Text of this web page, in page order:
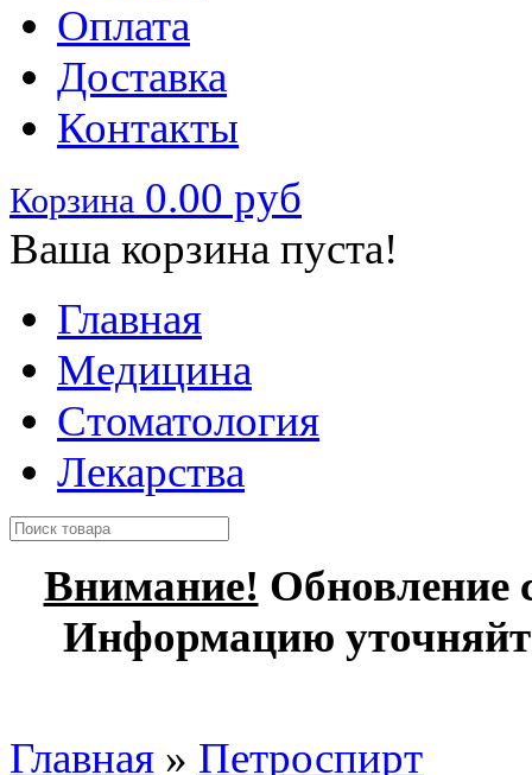
Оплата
Доставка
Контакты
Корзина 0.00 руб
Ваша корзина пуста!
Главная
Медицина
Стоматология
Лекарства
Внимание! Обновление
Информацию
Главная » Петроспирт